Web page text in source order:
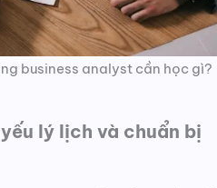
business analyst cần học gì?
lý lịch và chuẩn bị